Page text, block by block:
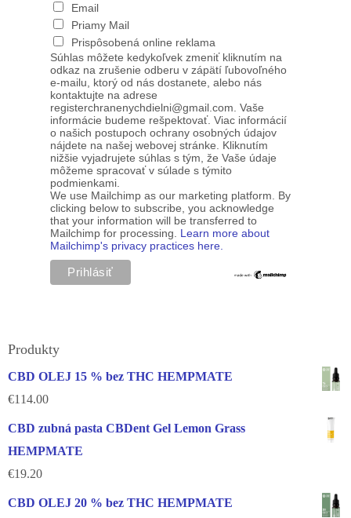
Email
Priamy Mail
Prispôsobená online reklama
Súhlas môžete kedykoľvek zmeniť kliknutím na
odkaz na zrušenie odberu v zápätí ľubovoľného
e-mailu, ktorý od nás dostanete, alebo nás
kontaktujte na adrese
registerchranenychdielni@gmail.com. Vaše
informácie budeme rešpektovať. Viac informácií
o našich postupoch ochrany osobných údajov
nájdete na našej webovej stránke. Kliknutím
nižšie vyjadrujete súhlas s tým, že Vaše údaje
môžeme spracovať v súlade s týmito
podmienkami.
We use Mailchimp as our marketing platform. By
clicking below to subscribe, you acknowledge
that your information will be transferred to
Mailchimp for processing. Learn more about
Mailchimp's privacy practices here.
Produkty
CBD OLEJ 15 % bez THC HEMPMATE
€114.00
CBD zubná pasta CBDent Gel Lemon Grass
HEMPMATE
€19.20
CBD OLEJ 20 % bez THC HEMPMATE